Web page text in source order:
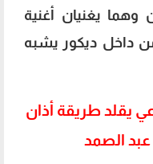
يغنيان أغنية
داخل ديكور يشبه
يقلد طريقة أذان
الصمد